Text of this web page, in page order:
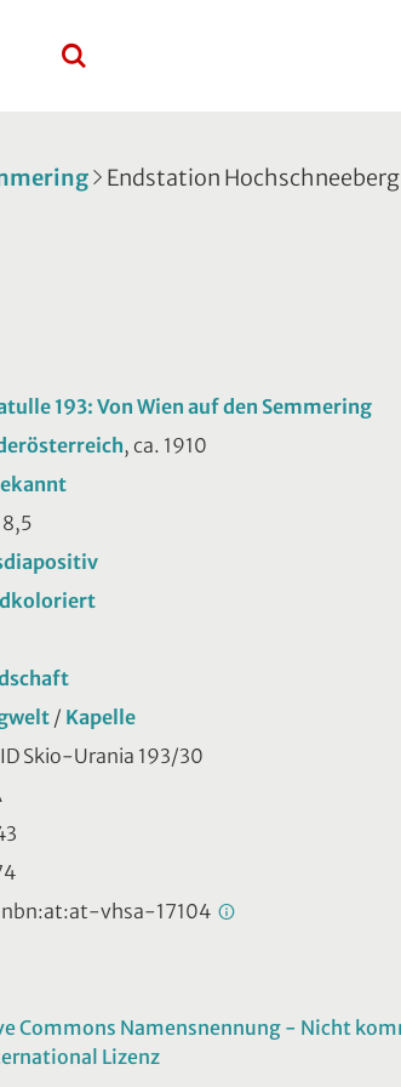
Endstation Hochschneeberg
193: Von Wien auf den Semmering
, ca. 1910
8,5
/ Kapelle
Skio-Urania 193/30
vhsa-17104
Commons Namensnennung - Nicht
Lizenz